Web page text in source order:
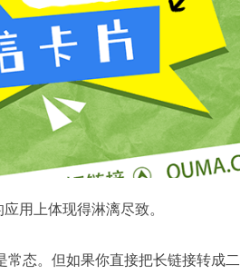
用上体现得淋漓尽致。
态。但如果你直接把长链接转成二